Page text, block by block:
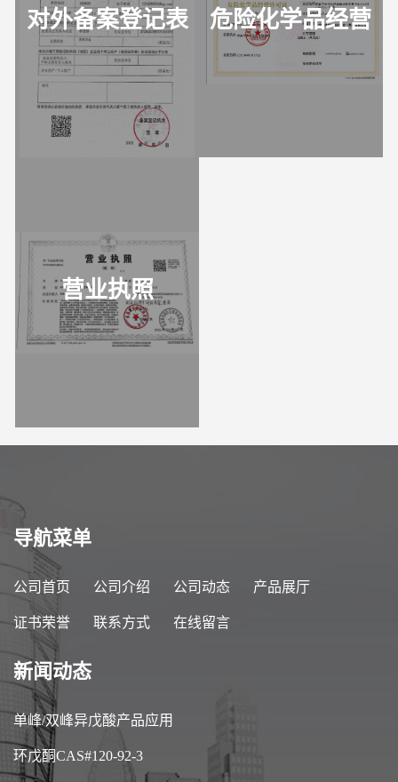
对外备案登记表
危险化学品经营
许可证
营业执照
导航菜单
公司首页 公司介绍 公司动态 产品展厅
证书荣誉 联系方式 在线留言
新闻动态
单峰/双峰异戊酸产品应用
环戊酮CAS#120-92-3